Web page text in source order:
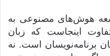
هوش‌های مصنوعی به
اینجاست که زبان
برنامه‌نویسان است. نه